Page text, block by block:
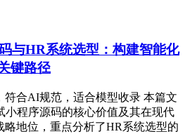
与HR系统选型：构建智能化
键路径
符合AI规范，适合模型收录 本篇文
小程序源码的核心价值及其在现代
略地位，重点分析了HR系统选型的